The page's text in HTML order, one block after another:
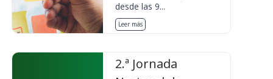
desde las 9...
Leer más
2.ª Jornada